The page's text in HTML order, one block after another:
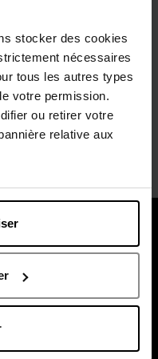
stocker des cookies
nécessaires
tous les autres types
votre permission.
ou retirer votre
relative aux
ne laisse pas de
recommande ce produit
maquillage naturel et
te evalueren.
nuttig?
Neen